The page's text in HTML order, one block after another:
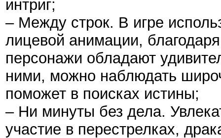
интриг;
– Между строк. В игре
лицевой анимации,
персонажи обладают
ними, можно наблюдать
поможет в поисках истины;
– Ни минуты без дела.
участие в перестрелках,